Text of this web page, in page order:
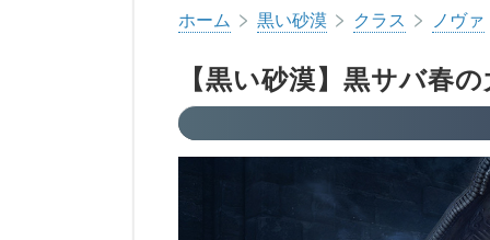
ホーム > 黒い砂漠 > クラス > ノヴァ
【黒い砂漠】黒サバ春